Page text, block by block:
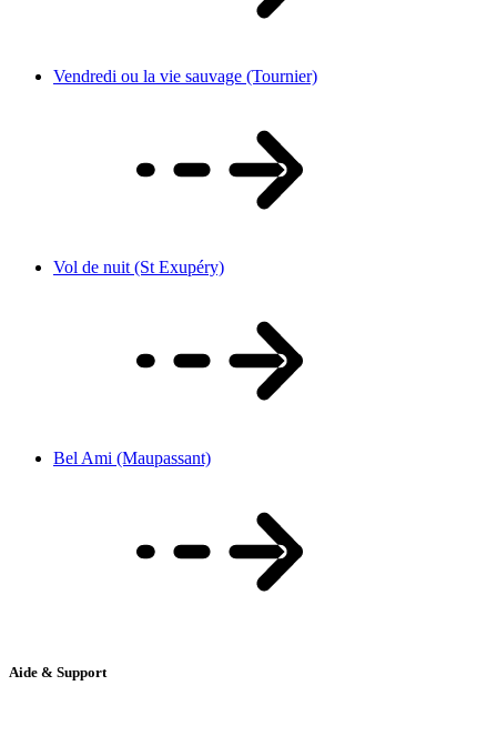
Vendredi ou la vie sauvage (Tournier)
Vol de nuit (St Exupéry)
Bel Ami (Maupassant)
Aide & Support